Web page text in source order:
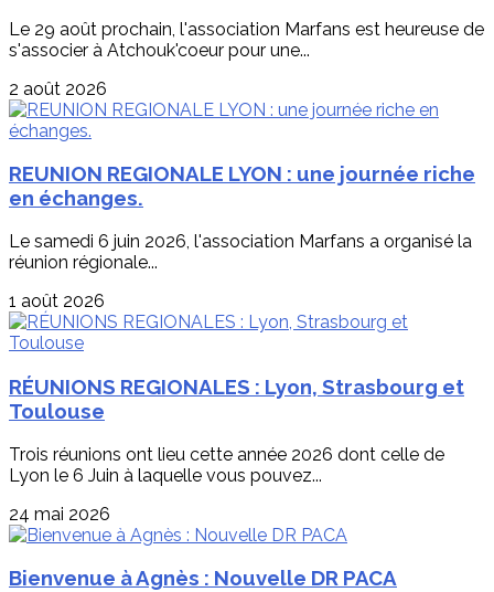
Le 29 août prochain, l'association Marfans est heureuse de
s'associer à Atchouk'coeur pour une...
2 août 2026
REUNION REGIONALE LYON : une journée riche
en échanges.
Le samedi 6 juin 2026, l'association Marfans a organisé la
réunion régionale...
1 août 2026
RÉUNIONS REGIONALES : Lyon, Strasbourg et
Toulouse
Trois réunions ont lieu cette année 2026 dont celle de
Lyon le 6 Juin à laquelle vous pouvez...
24 mai 2026
Bienvenue à Agnès : Nouvelle DR PACA